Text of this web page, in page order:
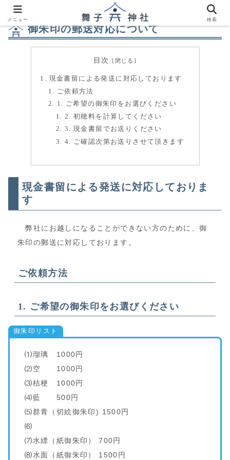
御朱印の郵送対応について
目次
現金書留による発送に対応しております
ご依頼方法
1. ご希望の御朱印をお選びください
2. 初穂料を計算してください
3. 現金書留でお送りください
4. ご確認次第お送りさせて頂きます
現金書留による発送に対応しておりま
す
弊社にお越しになることができない方のために、御
朱印の郵送に対応しております。
ご依頼方法
1. ご希望の御朱印をお選びください
御朱印リスト
⑴瑠璃 1000円
⑵空 1000円
⑶桔梗 1000円
⑷藍 500円
⑸群青（切絵御朱印) 1500円
⑹
⑺水縹（紙御朱印） 700円
⑻水面（紙御朱印） 1500円
メニュー 検索